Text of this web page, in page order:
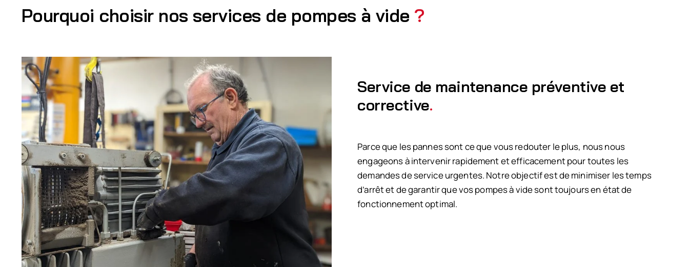
Pourquoi choisir nos services de pompes à vide ?
Service de maintenance préventive et
corrective.
Parce que les pannes sont ce que vous redouter le plus, nous nous
engageons à intervenir rapidement et efficacement pour toutes les
demandes de service urgentes. Notre objectif est de minimiser les temps
d’arrêt et de garantir que vos pompes à vide sont toujours en état de
fonctionnement optimal.